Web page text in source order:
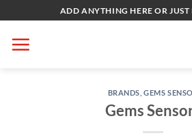
qua
nội
ADD ANYTHING HERE OR JUST
BRANDS ,GEMS
Gems